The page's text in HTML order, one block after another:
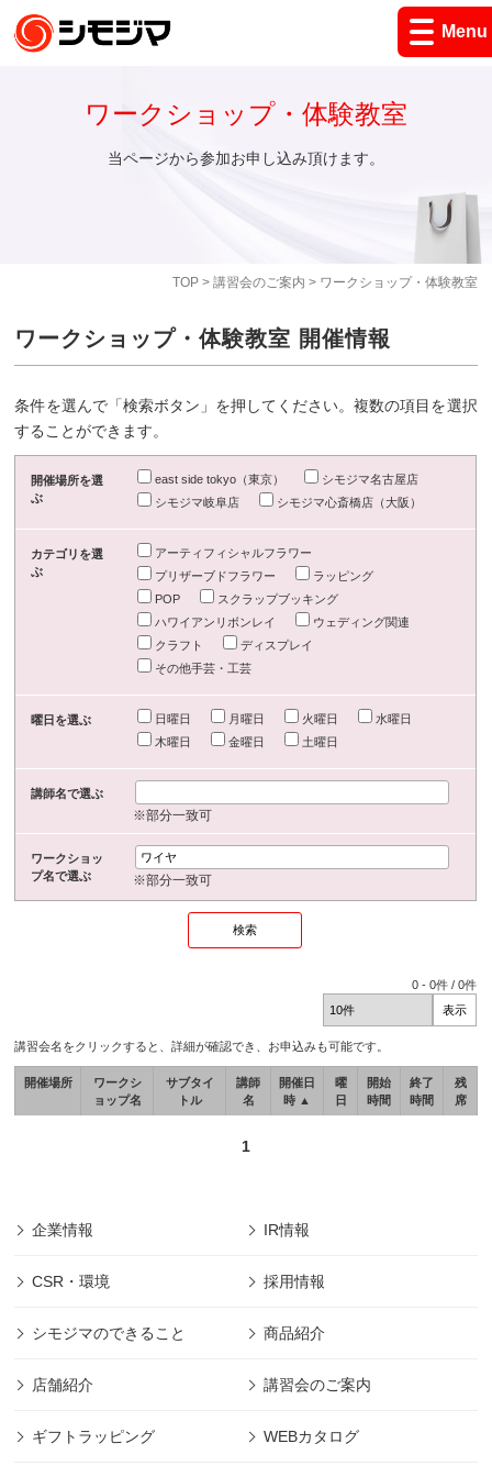
Menu
TOP> 講習会のご案内 > ワークショップ・体験教室
ワークショップ・体験教室
当ページから参加お申し込み頂けます。
ワークショップ・体験教室 開催情報
条件を選んで「検索ボタン」を押してください。複数の項目を選択
することができます。
開催場所を選
ぶ
east side tokyo（東京）
シモジマ名古屋店
シモジマ岐阜店
シモジマ心斎橋店（大阪）
カテゴリを選
ぶ
アーティフィシャルフラワー
プリザーブドフラワー
ラッピング
POP
スクラップブッキング
ハワイアンリボンレイ
ウェディング関連
クラフト
ディスプレイ
その他手芸・工芸
曜日を選ぶ 日曜日 月曜日 火曜日
水曜日
木曜日
金曜日 土曜日
講師名で選ぶ
※部分一致可
ワークショッ
プ名で選ぶ
※部分一致可
0 -0件 /0件
講習会名をクリックすると、詳細が確認でき、お申込みも可能です。
開催場所
ワークシ
ョップ名
サブタイ
トル
講師
名
開催日
時 ▲
曜
日
開始
時間
終了
時間
残
席
1
企業情報 IR情報
CSR・環境 採用情報
シモジマのできること 商品紹介
店舗紹介 講習会のご案内
ギフトラッピング WEBカタログ